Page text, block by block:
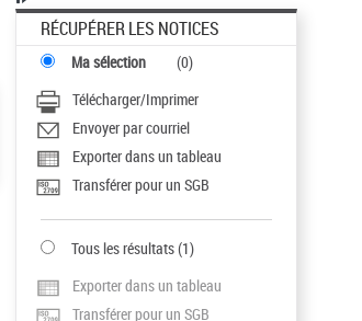
RÉCUPÉRER LES NOTICES
Ma sélection (0)
Télécharger/Imprimer
Envoyer par courriel
Exporter dans un tableau
Transférer pour un SGB
Tous les résultats(1)
Exporter dans un tableau
Transférer pour un SGB